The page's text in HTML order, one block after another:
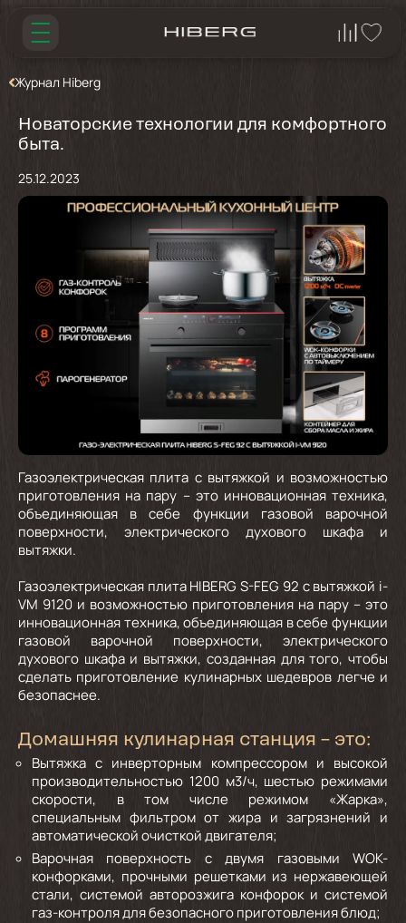
Журнал Hiberg
Новаторские технологии для комфортного
быта.
25.12.2023
Газоэлектрическая плита с вытяжкой и возможностью
приготовления на пару – это инновационная техника,
объединяющая в себе функции газовой варочной
поверхности, электрического духового шкафа и
вытяжки.
Газоэлектрическая плита HIBERG S-FEG 92 с вытяжкой i-
VM 9120 и возможностью приготовления на пару – это
инновационная техника, объединяющая в себе функции
газовой варочной поверхности, электрического
духового шкафа и вытяжки, созданная для того, чтобы
сделать приготовление кулинарных шедевров легче и
безопаснее.
Домашняя кулинарная станция – это:
Вытяжка с инверторным компрессором и высокой
производительностью 1200 м3/ч, шестью режимами
скорости, в том числе режимом «Жарка»,
специальным фильтром от жира и загрязнений и
автоматической очисткой двигателя;
Варочная поверхность с двумя газовыми WOK-
конфорками, прочными решетками из нержавеющей
стали, системой авторозжига конфорок и системой
газ-контроля для безопасного приготовления блюд;